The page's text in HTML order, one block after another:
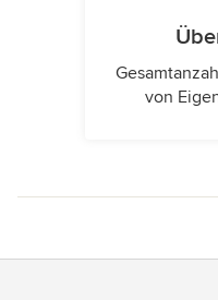
von